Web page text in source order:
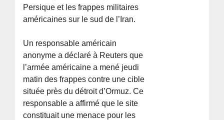
Persique et les frappes militaires
américaines sur le sud de l’Iran.
Un responsable américain
anonyme a déclaré à Reuters que
l’armée américaine a mené jeudi
matin des frappes contre une cible
située près du détroit d’Ormuz. Ce
responsable a affirmé que le site
constituait une menace pour les